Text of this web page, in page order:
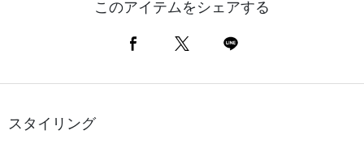
このアイテムをシェアする
スタイリング